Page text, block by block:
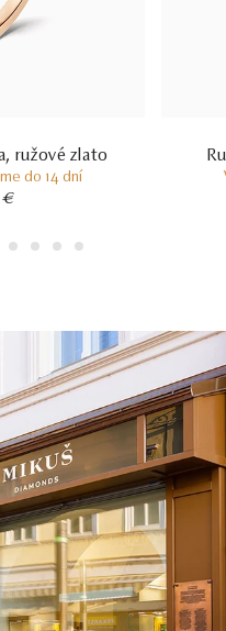
ružové zlato
do 14 dní
€
7 8 9 10